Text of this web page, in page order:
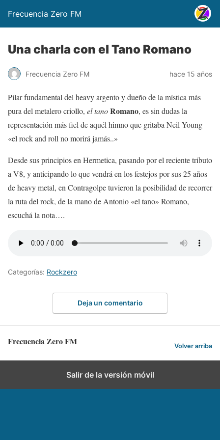
Frecuencia Zero FM
Una charla con el Tano Romano
Frecuencia Zero FM hace 15 años
Pilar fundamental del heavy argento y dueño de la mística más
pura del metalero criollo, el tanoRomano, es sin dudas la
representación más fiel de aquél himno que gritaba Neil Young
«el rock and roll no morirá jamás..»
Desde sus principios en Hermetica, pasando por el reciente tributo
a V8, y anticipando lo que vendrá en los festejos por sus 25 años
de heavy metal, en Contragolpe tuvieron la posibilidad de recorrer
la ruta del rock, de la mano de Antonio «el tano» Romano,
escuchá la nota….
Categorías: Rockzero
Deja un comentario
Frecuencia Zero FM Volver arriba
Salir de la versión móvil